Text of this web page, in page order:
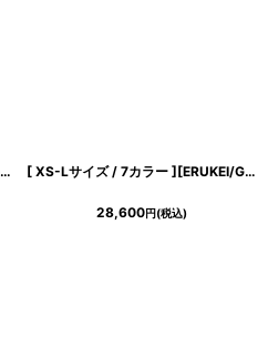
[ XS-Lサイズ / 2カラー][ERUKEI/GINZA COUTURE]ツイード・ケープ・お花・ノースリーブ・タイト・ミディアムドレス・ワンピース[送料無料] [ XS-Lサイズ / 7カラー ][ERUKEI/GINZA COUTURE]アイボリー・ネイビー・レッド・ピンク・イエロー・グレー・ベージュ・半袖・Aライン・リボン・ボタン・シンプル・ミニドレス・ワンピース[送料無料]
28,600円(税込)